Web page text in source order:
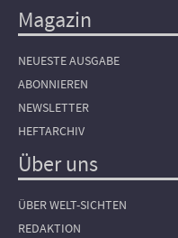
Magazin
NEUESTE AUSGABE
ABONNIEREN
NEWSLETTER
HEFTARCHIV
Über uns
ÜBER WELT-SICHTEN
REDAKTION